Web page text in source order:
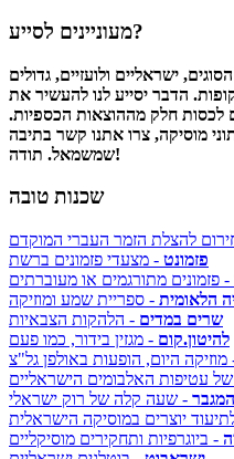
מעוניינים לסייע?
ישראליים ולועזיים, גדולים
הדבר יסייע לנו להעשיר את
לכסות חלק מההוצאות הכספיות.
מוסיקה, צרו אתנו קשר בתיבה
שמשמאל. תודה!
שכנות טובה
להצלת הזמר העברי המוקדם
פזמונט - מצעדי פזמונים ברשת
- פזמונים מתורגמים או מעוברתים
הלאומית - ספריית שמע ומוזיקה
שרים במדים - הלהקות הצבאיות
להיטון.קום - מגזין בידור, כמו פעם
מוזיקה היום, הופעות באולפן גל"צ
של עטיפות האלבומים הישראליים
המגבר - שעה קלה של רוק ישראלי
יוצרים במוסיקה הישראלית
- ביוגרפיות ותחקירים מוסיקליים